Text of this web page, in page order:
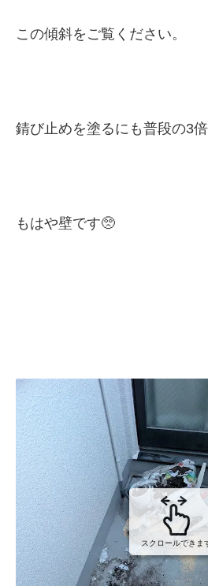
この傾斜をご覧ください。
錆び止めを塗るにも普段の3
もはや壁です🥺
スクロールできま